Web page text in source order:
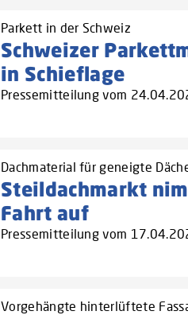
Parkett in der Schweiz
Schweizer
in Schieflage
Pressemitteilung vom
Dachmaterial für geneigte
Steildachmarkt
Fahrt auf
Pressemitteilung vom
Vorgehängte hinterlüftete